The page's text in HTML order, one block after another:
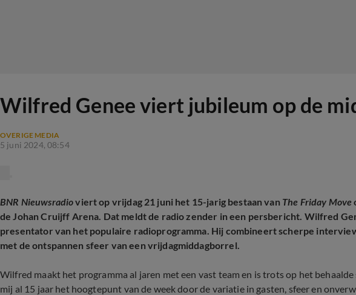
Wilfred Genee viert jubileum op de
OVERIGE MEDIA
5 juni 2024, 08:54
BNR Nieuwsradioviert op vrijdag 21 juni het 15-jarig bestaan van The Friday Move
de Johan Cruijff Arena. Dat meldt de radio zender in een persbericht. Wilfred
presentator van het populaire radioprogramma. Hij combineert scherpe
met de ontspannen sfeer van een vrijdagmiddagborrel.
Wilfred maakt het programma al jaren met een vast team en is trots op het behaalde
mij al 15 jaar het hoogtepunt van de week door de variatie in gasten, sfeer en